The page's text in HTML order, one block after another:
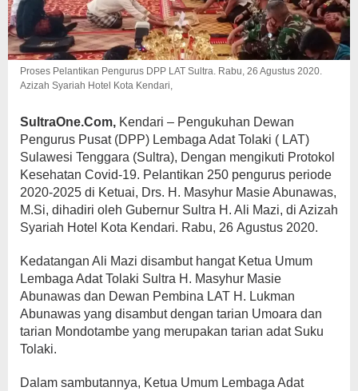
Proses Pelantikan Pengurus DPP LAT Sultra. Rabu, 26 Agustus 2020.
Azizah Syariah Hotel Kota Kendari,
SultraOne.Com, Kendari – Pengukuhan Dewan
Pengurus Pusat (DPP) Lembaga Adat Tolaki ( LAT)
Sulawesi Tenggara (Sultra), Dengan mengikuti Protokol
Kesehatan Covid-19. Pelantikan 250 pengurus periode
2020-2025 di Ketuai, Drs. H. Masyhur Masie Abunawas,
M.Si, dihadiri oleh Gubernur Sultra H. Ali Mazi, di Azizah
Syariah Hotel Kota Kendari. Rabu, 26 Agustus 2020.
Kedatangan Ali Mazi disambut hangat Ketua Umum
Lembaga Adat Tolaki Sultra H. Masyhur Masie
Abunawas dan Dewan Pembina LAT H. Lukman
Abunawas yang disambut dengan tarian Umoara dan
tarian Mondotambe yang merupakan tarian adat Suku
Tolaki.
Dalam sambutannya, Ketua Umum Lembaga Adat